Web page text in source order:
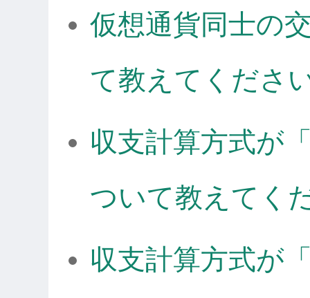
仮想通貨同士の
て教えてくださ
収支計算方式が
ついて教えてく
収支計算方式が